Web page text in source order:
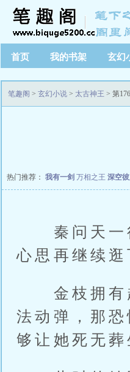
首页 我的书架 玄幻
笔趣阁 > 玄幻小说 > 太古神王 > 第
热门推荐： 我有一剑 万相之王 深空
秦问天一行
心思再继续逛
金枝拥有超
法动弹，那
够让她死无葬